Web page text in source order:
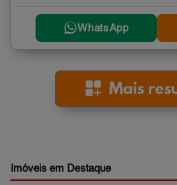
WhatsApp
Imóveis em Destaque